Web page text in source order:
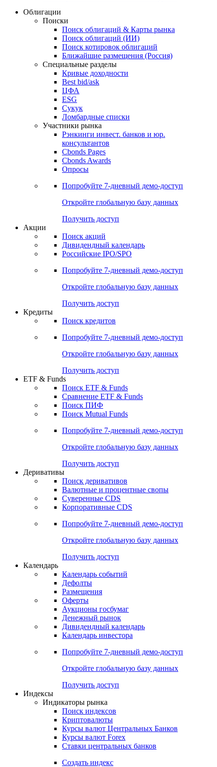
Облигации
Поиски
Поиск облигаций & Карты рынка
Поиск облигаций (ИИ)
Поиск котировок облигаций
Ближайшие размещения (Россия)
Специальные разделы
Кривые доходности
Best bid/ask
ЦФА
ESG
Сукук
Ломбардные списки
Участники рынка
Рэнкинги инвест. банков и юр.
консультантов
Cbonds Pages
Cbonds Awards
Опросы
Попробуйте 7-дневный демо-доступ
Откройте глобальную базу данных
Получить доступ
Акции
Поиск акций
Дивидендный календарь
Российские IPO/SPO
Попробуйте 7-дневный демо-доступ
Откройте глобальную базу данных
Получить доступ
Кредиты
Поиск кредитов
Попробуйте 7-дневный демо-доступ
Откройте глобальную базу данных
Получить доступ
ETF & Funds
Поиск ETF & Funds
Сравнение ETF & Funds
Поиск ПИФ
Поиск Mutual Funds
Попробуйте 7-дневный демо-доступ
Откройте глобальную базу данных
Получить доступ
Деривативы
Поиск деривативов
Валютные и процентные свопы
Суверенные CDS
Корпоративные CDS
Попробуйте 7-дневный демо-доступ
Откройте глобальную базу данных
Получить доступ
Календарь
Календарь событий
Дефолты
Размещения
Оферты
Аукционы госбумаг
Денежный рынок
Дивидендный календарь
Календарь инвестора
Попробуйте 7-дневный демо-доступ
Откройте глобальную базу данных
Получить доступ
Индексы
Индикаторы рынка
Поиск индексов
Криптовалюты
Курсы валют Центральных Банков
Курсы валют Forex
Ставки центральных банков
Создать индекс